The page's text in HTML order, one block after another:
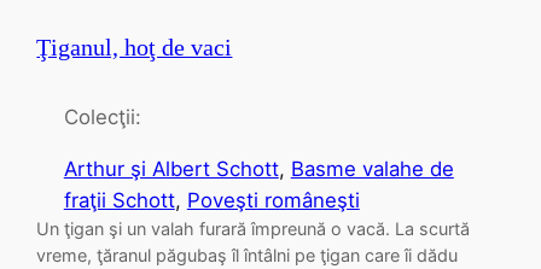
Ţiganul, hoţ de vaci
Colecţii:
Arthur şi Albert Schott, Basme valahe de
fraţii Schott, Poveşti româneşti
Un ţigan şi un valah furară împreună o vacă. La scurtă
vreme, ţăranul păgubaş îl întâlni pe ţigan care îi dădu